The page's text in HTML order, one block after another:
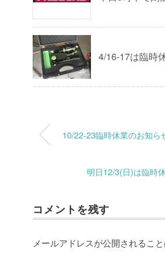
4/16-17は臨時
10/22-23臨時休業のお知ら
明日12/3(日)は臨時
コメントを残す
メールアドレスが公開されること